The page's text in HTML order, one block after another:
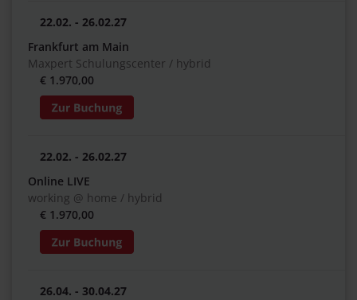
22.02. - 26.02.27
Frankfurt am Main
Maxpert Schulungscenter / hybrid
€ 1.970,00
22.02. - 26.02.27
Online LIVE
working @ home / hybrid
€ 1.970,00
26.04. - 30.04.27